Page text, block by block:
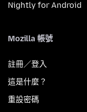
Nightly for Android
Mozilla 帳號
註冊／登入
這是什麼？
重設密碼